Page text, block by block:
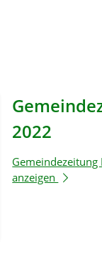
2022
anzeigen